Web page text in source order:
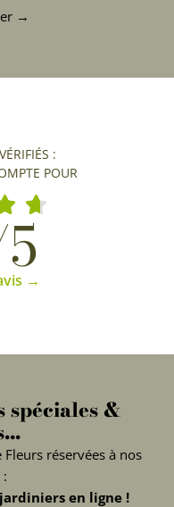
→
:
POUR
→
spéciales &
réservées à nos
en ligne !